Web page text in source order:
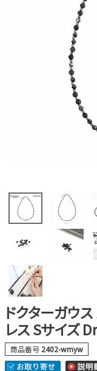
ドクターガウ
レス Sサイズ
商品番号 2402-wmyw